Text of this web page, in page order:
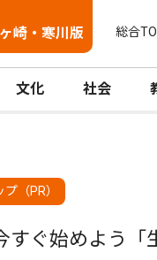
崎・寒川版 総合
文化 社会
（PR）
ぐ始めよう「